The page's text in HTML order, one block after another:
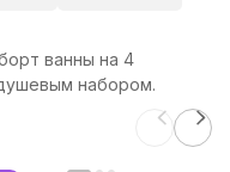
ванны на 4
набором.